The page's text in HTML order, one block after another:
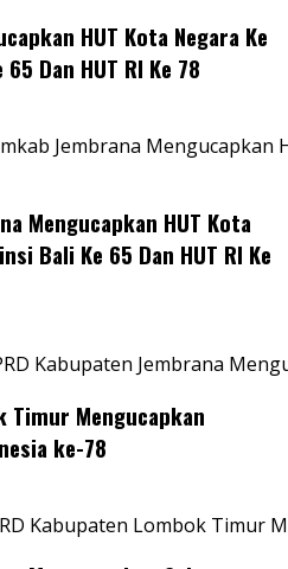
HUT Kota Negara Ke
Dan HUT RI Ke 78
Jembrana Mengucapkan
Mengucapkan HUT Kota
Bali Ke 65 Dan HUT RI Ke
Kabupaten Jembrana
Timur Mengucapkan
ke-78
Kabupaten Lombok Timur